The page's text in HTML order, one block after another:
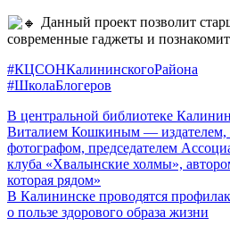
Данный проект позволит
современные гаджеты и
#КЦСОНКалининскогоРайона
#ШколаБлогеров
Навигация
по
записям
Previous
Post:
В центральной библиотеке
Виталием Кошкиным — издателем,
фотографом, председателем
клуба «Хвалынские холмы»,
которая рядом»
Next
Post:
В Калининске проводятся
о пользе здорового образа жизни